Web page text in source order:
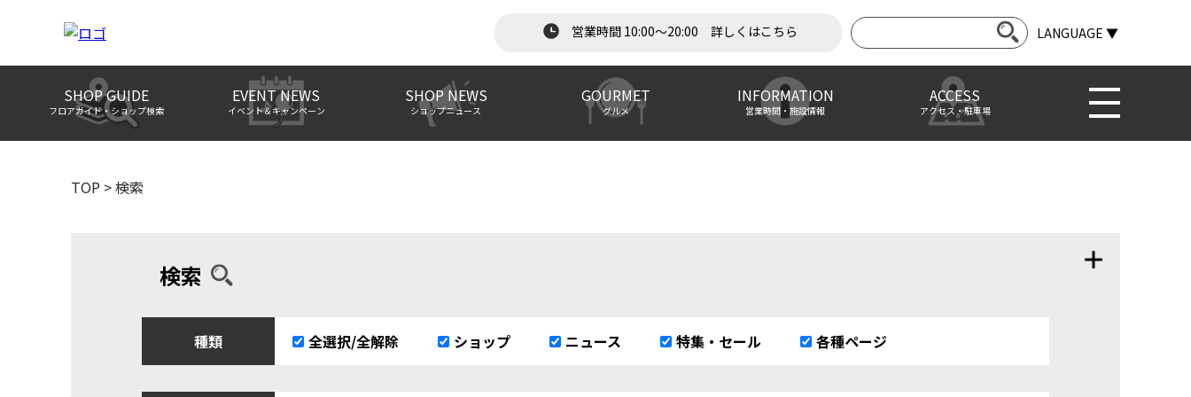
営業時間 10:00～20:00 詳しくはこちら LANGUAGE ▼
SHOP GUIDE
フロアガイド・ショップ検索
EVENT NEWS
イベント＆キャンペーン
SHOP NEWS
ショップニュース
GOURMET
グルメ
INFORMATION
営業時間・施設情報
ACCESS
アクセス・駐車場
TOP >検索
検索
種類 全選択/全解除 ショップ ニュース 特集・セール 各種ページ